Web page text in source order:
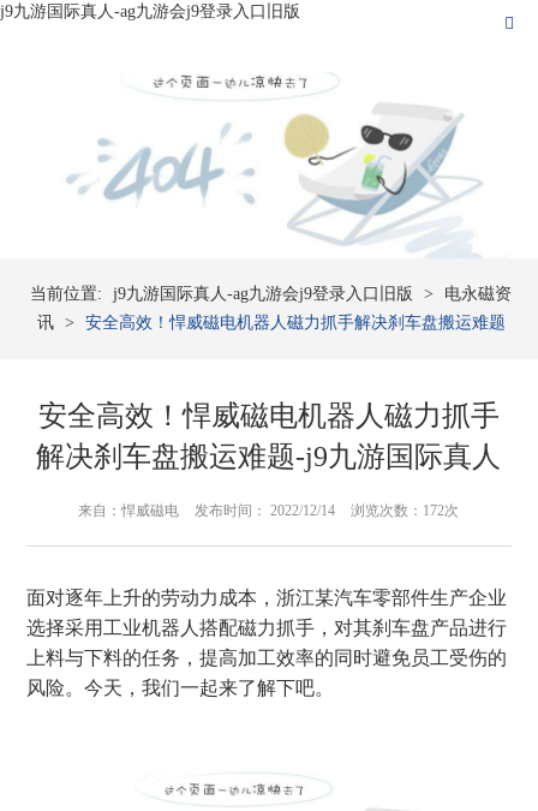
j9九游国际真人-ag九游会j9登录入口旧版
当前位置: j9九游国际真人-ag九游会j9登录入口旧版 >
电永磁资
讯
> 安全高效！悍威磁电机器人磁力抓手解决刹车盘搬运难题
安全高效！悍威磁电机器人磁力抓手
解决刹车盘搬运难题-j9九游国际真人
来自：悍威磁电 发布时间： 2022/12/14 浏览次数：172次
面对逐年上升的劳动力成本，浙江某汽车零部件生产企业
选择采用工业机器人搭配磁力抓手，对其刹车盘产品进行
上料与下料的任务，提高加工效率的同时避免员工受伤的
风险。今天，我们一起来了解下吧。